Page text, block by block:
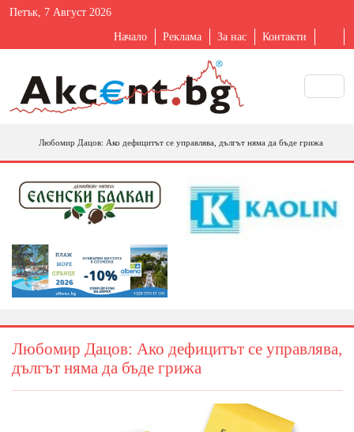
Петък, 7 Август 2026
Начало Реклама За нас Контакти
Любомир Дацов: Ако дефицитът се управлява, дългът няма да бъде грижа
Любомир Дацов: Ако дефицитът се управлява,
дългът няма да бъде грижа